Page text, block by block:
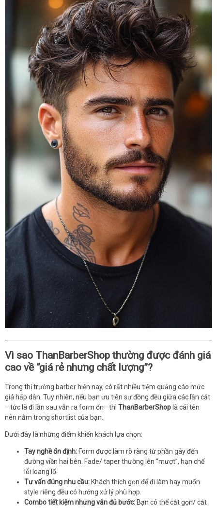
Vì sao ThanBarberShop thường được đánh giá
cao về “giá rẻ nhưng chất lượng”?
Trong thị trường barber hiện nay, có rất nhiều tiệm quảng cáo mức
giá hấp dẫn. Tuy nhiên, nếu bạn ưu tiên sự đồng đều giữa các lần cắt
—tức là đi lần sau vẫn ra form ổn—thì ThanBarberShop là cái tên
nên nằm trong shortlist của bạn.
Dưới đây là những điểm khiến khách lựa chọn:
Tay nghề ổn định: Form được làm rõ ràng từ phần gáy đến
đường viền hai bên. Fade/ taper thường lên “mượt”, hạn chế
lỗi loang lổ.
Tư vấn đúng nhu cầu: Khách thích gọn để đi làm hay muốn
style riêng đều có hướng xử lý phù hợp.
Combo tiết kiệm nhưng vẫn đủ bước: Bạn có thể cắt gọn/ cắt